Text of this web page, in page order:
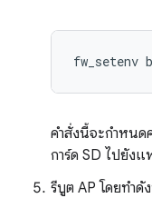
fw_setenv
คำสั่งนี้จะกำหนด
การ์ด SD ไปยัง
รีบูต AP โดยทำดั